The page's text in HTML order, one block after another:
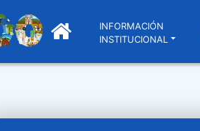
INFORMACIÓN
INSTITUCIONAL